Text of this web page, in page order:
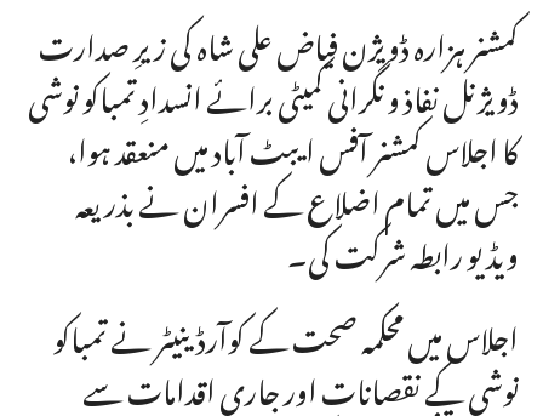
کمشنر ہزارہ ڈویژن فیاض علی شاہ کی زیرِ صدارت
ڈویژنل نفاذ و نگرانی کمیٹی برائے انسدادِ تمباکو نوشی
کا اجلاس کمشنر آفس ایبٹ آباد میں منعقد ہوا،
جس میں تمام اضلاع کے افسران نے بذریعہ
ویڈیو رابطہ شرکت کی۔
اجلاس میں محکمہ صحت کے کوآرڈینیٹر نے تمباکو
نوشی کے نقصانات اور جاری اقدامات سے